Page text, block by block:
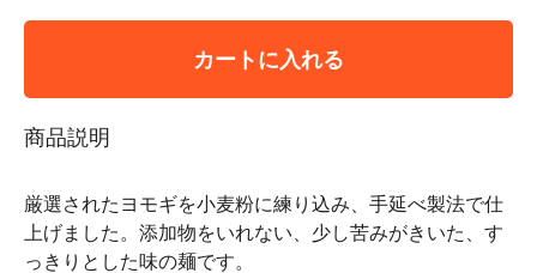
カートに入れる
商品説明
厳選されたヨモギを小麦粉に練り込み、手延べ製法で仕
上げました。添加物をいれない、少し苦みがきいた、す
っきりとした味の麺です。